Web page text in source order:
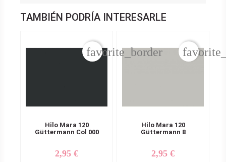
TAMBIÉN PODRÍA INTERESARLE
Hilo Mara 120
Güttermann Col 000
Precio
2,95 €
favorite_border
Hilo Mara 120
Güttermann 8
Precio
2,95 €